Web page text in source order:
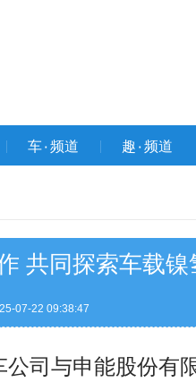
车۰频道 趣۰频道
共同探索车载镍
07-22 09:38:47
司与申能股份有